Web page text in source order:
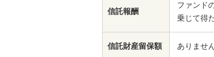
信託報酬
ファンド
乗じて得
信託財産留保額 ありませ